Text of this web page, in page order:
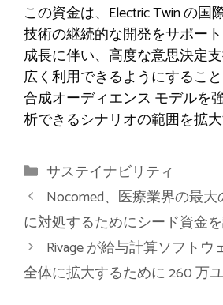
この資金は、Electric Twin の国
技術の継続的な開発をサポー
成長に伴い、高度な意思決定
広く利用できるようにすること
合成オーディエンス モデルを
析できるシナリオの範囲を拡大
カ
テ
ゴ
リ
ー
サステイナビリティ
Nocomed、医療業界の最
に対処するためにシード資金
Rivage が給与計算ソフト
全体に拡大するために 260 万